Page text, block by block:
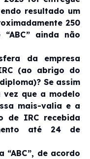
resultado um
250
ainda não
da empresa
(ao abrigo do
Se assim
que a modelo
mais-valia e a
de IRC recebida
até 24 de
“ABC”, de acordo